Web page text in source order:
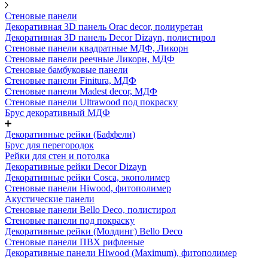
Стеновые панели
Декоративная 3D панель Orac decor, полиуретан
Декоративная 3D панель Decor Dizayn, полистирол
Стеновые панели квадратные МДФ, Ликорн
Стеновые панели реечные Ликорн, МДФ
Стеновые бамбуковые панели
Стеновые панели Finitura, МДФ
Стеновые панели Madest decor, МДФ
Стеновые панели Ultrawood под покраску
Брус декоративный МДФ
Декоративные рейки (Баффели)
Брус для перегородок
Рейки для стен и потолка
Декоративные рейки Decor Dizayn
Декоративные рейки Cosca, экополимер
Стеновые панели Hiwood, фитополимер
Акустические панели
Стеновые панели Bello Deco, полистирол
Стеновые панели под покраску
Декоративные рейки (Молдинг) Bello Deco
Стеновые панели ПВХ рифленые
Декоративные панели Hiwood (Maximum), фитополимер